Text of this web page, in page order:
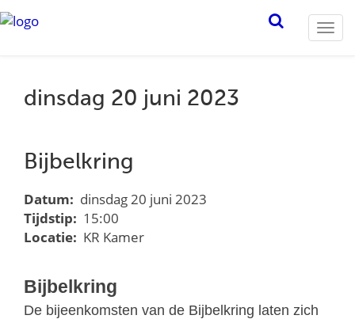
dinsdag 20 juni 2023
Bijbelkring
Datum: dinsdag 20 juni 2023
Tijdstip: 15:00
Locatie: KR Kamer
Bijbelkring
De bijeenkomsten van de Bijbelkring laten zich